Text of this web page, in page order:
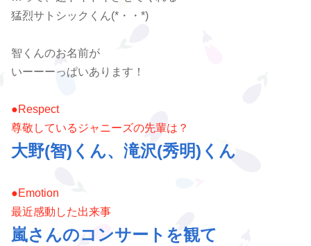
猛烈サトシックくん(*・・*)
智くんのお名前が
いーーーっぱいあります！
●Respect
尊敬しているジャニーズの先輩は？
大野(智)くん、滝沢(秀明)くん
●Emotion
最近感動した出来事
嵐さんのコンサートを観て